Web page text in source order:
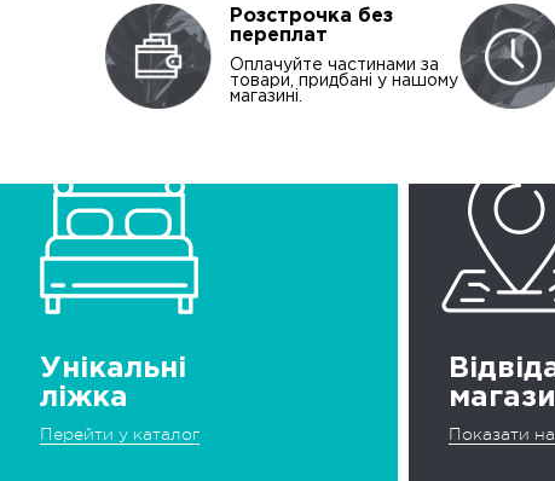
Розстрочка без
переплат
Оплачуйте частинами за
товари, придбані у нашому
магазині.
Унікальні
ліжка
Перейти у каталог Показати